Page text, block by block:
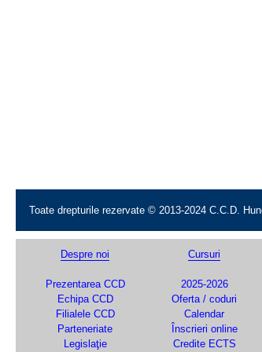
Toate drepturile rezervate © 2013-2024 C.C.D.
Despre noi
Prezentarea CCD
Echipa CCD
Filialele CCD
Parteneriate
Legislaţie
Cursuri
2025-2026
Oferta / coduri
Calendar
Înscrieri online
Credite ECTS